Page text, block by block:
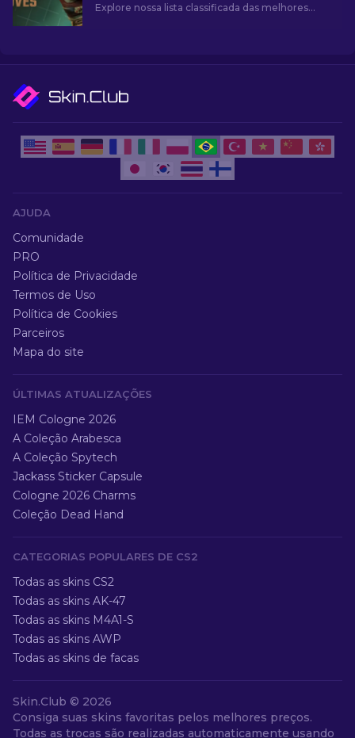
Explore nossa lista classificada das melhores
AJUDA
Comunidade
PRO
Política de Privacidade
Termos de Uso
Política de Cookies
Parceiros
Mapa do site
ÚLTIMAS ATUALIZAÇÕES
IEM Cologne 2026
A Coleção Arabesca
A Coleção Spytech
Jackass Sticker Capsule
Cologne 2026 Charms
Coleção Dead Hand
CATEGORIAS POPULARES DE CS2
Todas as skins CS2
Todas as skins AK-47
Todas as skins M4A1-S
Todas as skins AWP
Todas as skins de facas
Skin.Club © 2026
Consiga suas skins favoritas pelos melhores preços.
Todas as trocas são realizadas automaticamente usando